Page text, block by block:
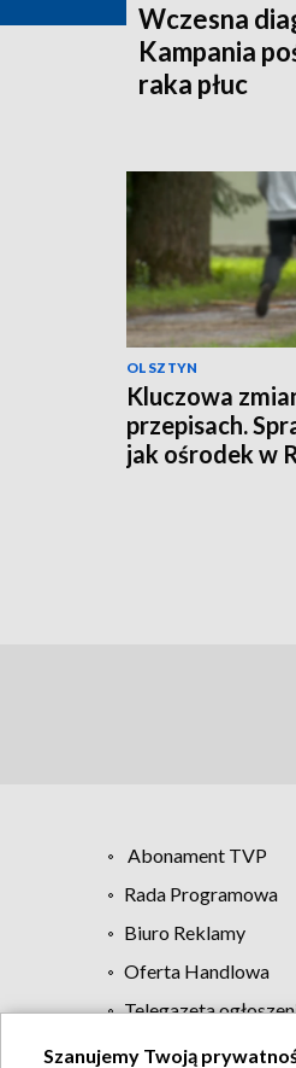
Wczesna
Kampania
raka płuc
OLSZTYN
Kluczowa
przepisach.
jak ośrodek w
Abonament TVP
Rada Programowa
Biuro Reklamy
Oferta Handlowa
Telegazeta
Szanujemy Twoją